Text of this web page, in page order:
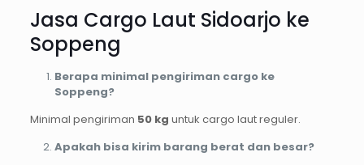
Jasa Cargo Laut Sidoarjo ke
Soppeng
Berapa minimal pengiriman cargo ke
Soppeng?
Minimal pengiriman 50 kg untuk cargo laut reguler.
Apakah bisa kirim barang berat dan besar?